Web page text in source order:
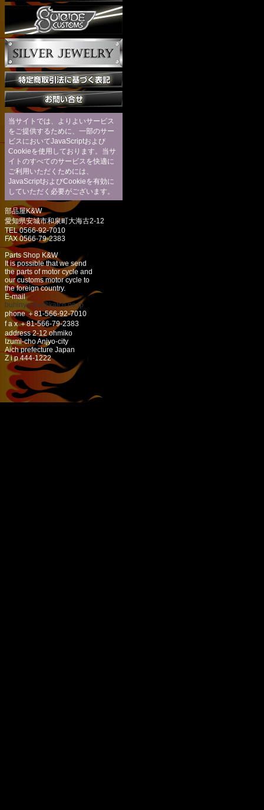
当サイトでは、よりよいサービス
をご提供するために、一部のサー
ビスにおいてJavaScriptおよび
Cookieを使用しております。当サ
イトのすべてのサービスを快適に
ご利用いただくためには、
JavaScriptおよびCookieを有効に
していただく必要がございます。
部品屋K&W
愛知県安城市和泉町大海古2-12
TEL 0566-92-7010
FAX 0566-79-2383
Parts Shop K&W
It is possible that we send
the parts of motor cycle and
our customs motor cycle to
the foreign country.
E-mail
buhinya-kw@katch.ne.jp
phone ＋81-566-92-7010
f a x ＋81-566-79-2383
address 2-12 ohmiko
Izumi-cho Anjyo-city
Aich prefecture Japan
Z i p 444-1222